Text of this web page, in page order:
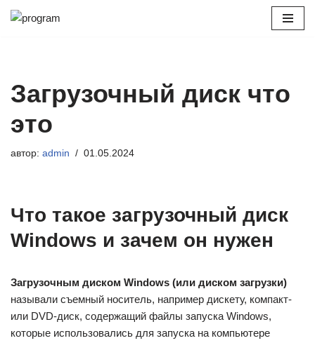
Загрузочный диск что
это
автор: admin 01.05.2024
Что такое загрузочный диск
Windows и зачем он нужен
Загрузочным диском Windows (или диском загрузки)
называли съемный носитель, например дискету, компакт-
или DVD-диск, содержащий файлы запуска Windows,
которые использовались для запуска на компьютере